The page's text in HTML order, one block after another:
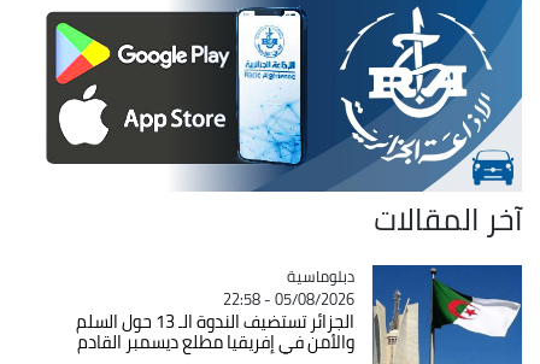
05/08/2026 - 22:58
الجزائر تستضيف الندوة الـ 13 حول السلم
والأمن في إفريقيا مطلع ديسمبر القادم